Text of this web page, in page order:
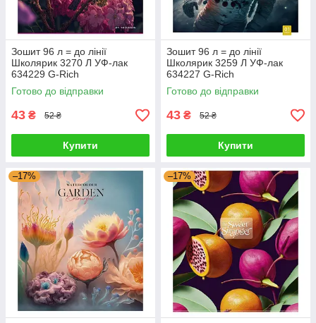
Зошит 96 л = до лінії
Школярик 3270 Л УФ-лак
634229 G-Rich
Готово до відправки
43 ₴ 52 ₴
Купити
Зошит 96 л = до лінії
Школярик 3259 Л УФ-лак
634227 G-Rich
Готово до відправки
43 ₴ 52 ₴
Купити
–17% –17%